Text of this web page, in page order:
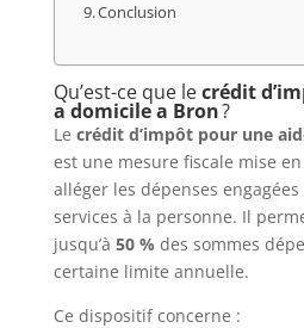
Conclusion
Qu’est-ce que lecrédit
a domicile a Bron?
Le crédit d’impôt pour une
est une mesure fiscale mise
alléger les dépenses
services à la personne. Il
jusqu’à 50 % des sommes
certaine limite annuelle.
Ce dispositif concerne :